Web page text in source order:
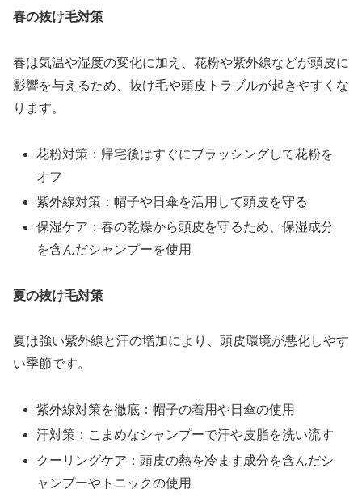
春の抜け毛対策
春は気温や湿度の変化に加え、花粉や紫外線などが頭皮に
影響を与えるため、抜け毛や頭皮トラブルが起きやすくな
ります。
花粉対策：帰宅後はすぐにブラッシングして花粉を
オフ
紫外線対策：帽子や日傘を活用して頭皮を守る
保湿ケア：春の乾燥から頭皮を守るため、保湿成分
を含んだシャンプーを使用
夏の抜け毛対策
夏は強い紫外線と汗の増加により、頭皮環境が悪化しやす
い季節です。
紫外線対策を徹底：帽子の着用や日傘の使用
汗対策：こまめなシャンプーで汗や皮脂を洗い流す
クーリングケア：頭皮の熱を冷ます成分を含んだシ
ャンプーやトニックの使用